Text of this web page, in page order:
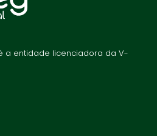
a entidade licenciadora da V-